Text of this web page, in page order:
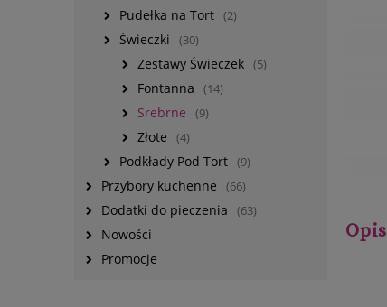
Pudełka na Tort (2)
Świeczki (30)
Zestawy Świeczek (5)
Fontanna (14)
Srebrne (9)
Złote (4)
Podkłady Pod Tort (9)
Przybory kuchenne (66)
Dodatki do pieczenia (63)
Nowości
Promocje
Opis